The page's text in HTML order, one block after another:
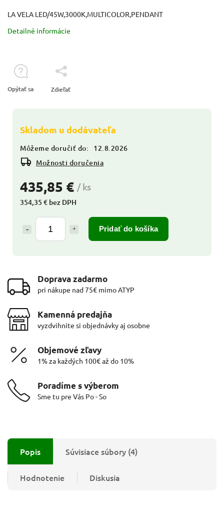
435,85 €/ ks
354,35 € bez DPH
Pridať do košíka
Skladom u dodávateľa
Môžeme doručiť do:
12.8.2026
Možnosti doručenia
LA VELA LED/45W,3000K,MULTICOLOR,PENDANT
Detailné informácie
Opýtať sa Zdieľať
Doprava zadarmo
pri nákupe nad 75€ mimo ATYP
Kamenná predajňa
vyzdvihnite si objednávky aj osobne
Objemové zľavy
1% za každých 100€ až do 10%
Poradíme s výberom
Sme tu pre Vás Po - So
Popis Súvisiace súbory (4)
Hodnotenie Diskusia